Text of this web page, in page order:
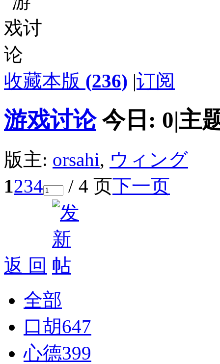
收藏本版 (236) |订阅
游戏讨论 今日: 0|主
版主: orsahi, ウィング
1234 / 4 页下一页
返 回
全部
口胡647
心德399